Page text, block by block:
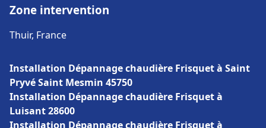
Zone intervention
Thuir, France
Installation Dépannage chaudière Frisquet à Saint
Pryvé Saint Mesmin 45750
Installation Dépannage chaudière Frisquet à
Luisant 28600
Installation Dépannage chaudière Frisquet à